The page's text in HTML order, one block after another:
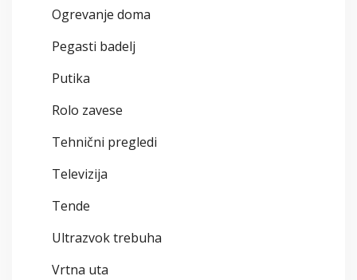
Ogrevanje doma
Pegasti badelj
Putika
Rolo zavese
Tehnični pregledi
Televizija
Tende
Ultrazvok trebuha
Vrtna uta